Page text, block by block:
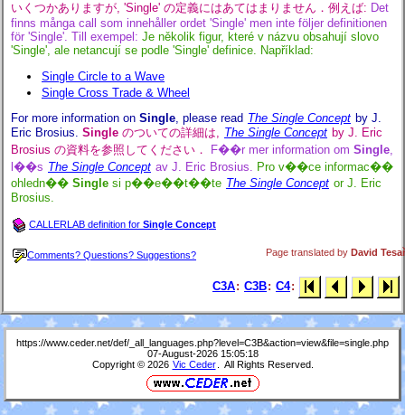
いくつかありますが, 'Single' の定義にはあてはまりません．例えば: Det
finns många call som innehåller ordet 'Single' men inte följer definitionen
för 'Single'. Till exempel: Je několik figur, které v názvu obsahují slovo
'Single', ale netancují se podle 'Single' definice. Například:
Single Circle to a Wave
Single Cross Trade & Wheel
For more information on Single , please read The Single Concept by J.
Eric Brosius. Single のついての詳細は, The Single Concept by J. Eric
Brosius の資料を参照してください．
F��r mer information om Single
l��s The Single Concept av J. Eric Brosius.
Pro v��ce informac��
ohledn�� Single si p��e��t��te The Single Concept or J. Eric
Brosius.
CALLERLAB definition for Single Concept
Comments? Questions? Suggestions? Page translated by David Tesař
C3A: C3B: C4:
https://www.ceder.net/def/_all_languages.php?level=C3B&action=view&file=single.php
07-August-2026 15:05:18
Copyright © 2026 Vic Ceder . All Rights Reserved.